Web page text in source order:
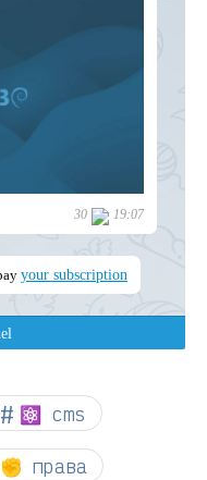
⚛ cms
✊ права